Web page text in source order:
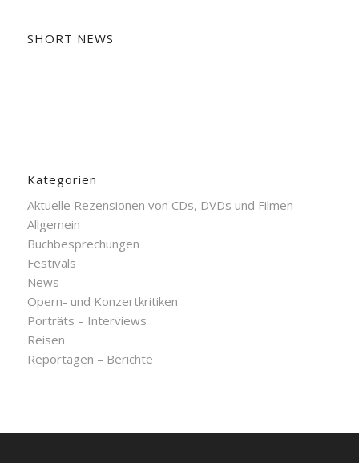
SHORT NEWS
Kategorien
Aktuelle Rezensionen von CDs, DVDs und Filmen
Allgemein
Buchbesprechungen
Festivals
News
Opern- und Konzertkritiken
Porträts – Interviews
Reisen
Reportagen – Berichte